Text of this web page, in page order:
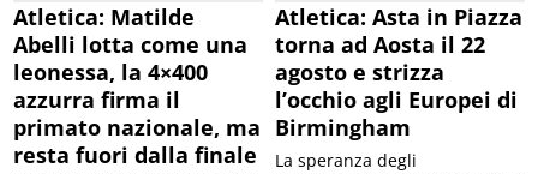
Atletica: Matilde
Abelli lotta come una
leonessa, la 4×400
azzurra firma il
primato nazionale, ma
resta fuori dalla finale
Atletica: Asta in Piazza
torna ad Aosta il 22
agosto e strizza
l’occhio agli Europei di
Birmingham
La speranza degli